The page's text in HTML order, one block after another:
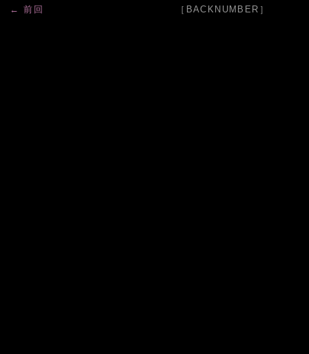
← 前回 ［BACKNUMBER］